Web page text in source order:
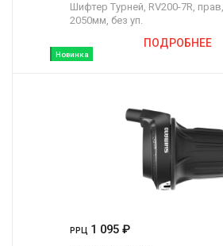
Новинка
Шифтер Турней, RV200-7R,
2050мм, без уп.
ПОДРОБНЕЕ
РРЦ 1 095 ₽